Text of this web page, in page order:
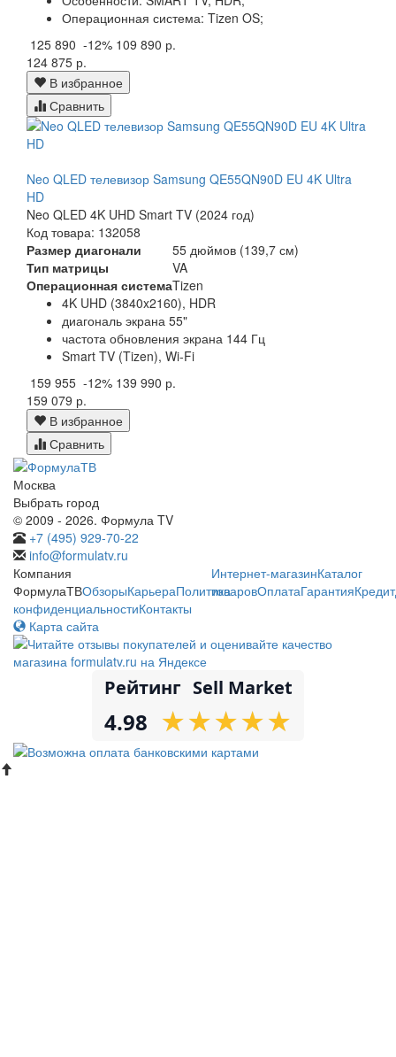
Операционная система: Tizen OS;
125 890 -12% 109 890 р.
124 875 р.
В избранное
Сравнить
Neo QLED телевизор Samsung QE55QN90D EU 4K Ultra
HD
Neo QLED 4K UHD Smart TV (2024 год)
Код товара: 132058
Размер диагонали
55 дюймов (139,7 см)
Тип матрицы
VA
Операционная системаTizen
4K UHD (3840x2160), HDR
диагональ экрана 55"
частота обновления экрана 144 Гц
Smart TV (Tizen), Wi-Fi
159 955 -12% 139 990 р.
159 079 р.
В избранное
Сравнить
Москва
Выбрать город
© 2009 - 2026. Формула TV
+7 (495) 929-70-22
info@formulatv.ru
Компания
ФормулаТВОбзорыКарьераПолитика
конфиденциальностиКонтакты
Интернет-магазинКаталог
товаровОплатаГарантияКредит
Карта сайта
Рейтинг Sell Market
4.98 ★
★★
★★
★★
★★
★